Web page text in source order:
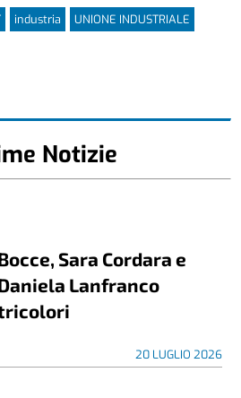
industria UNIONE INDUSTRIALE
Notizie
Sara Cordara e
Lanfranco
20 LUGLIO 2026